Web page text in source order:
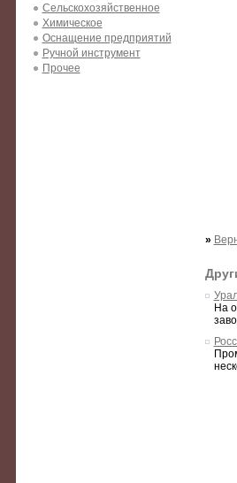
Сельскохозяйственное
Химическое
Оснащение предприятий
Ручной инструмент
Прочее
»
На